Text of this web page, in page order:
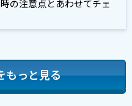
の注意点とあわせてチェ
もっと見る